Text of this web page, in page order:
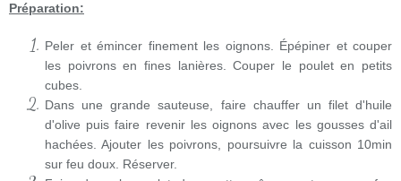
Préparation:
Peler et émincer finement les oignons. Épépiner et couper
les poivrons en fines lanières. Couper le poulet en petits
cubes.
Dans une grande sauteuse, faire chauffer un filet d'huile
d'olive puis faire revenir les oignons avec les gousses d'ail
hachées. Ajouter les poivrons, poursuivre la cuisson 10min
sur feu doux. Réserver.